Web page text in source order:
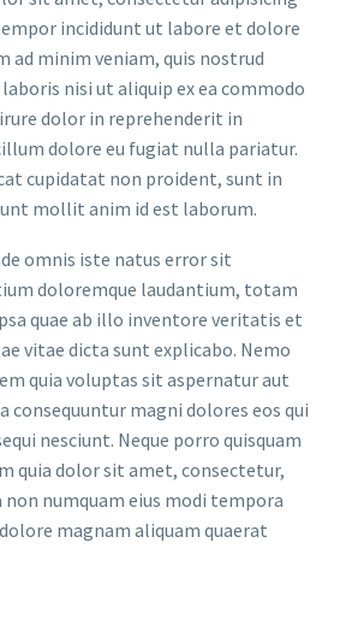
incididunt ut labore et dolore
ad minim veniam, quis nostrud
nisi ut aliquip ex ea commodo
dolor in reprehenderit in
dolore eu fugiat nulla pariatur.
cupidatat non proident, sunt in
mollit anim id est laborum.
omnis iste natus error sit
doloremque laudantium, totam
quae ab illo inventore veritatis et
vitae dicta sunt explicabo. Nemo
quia voluptas sit aspernatur aut
consequuntur magni dolores eos qui
nesciunt. Neque porro quisquam
quia dolor sit amet, consectetur,
non numquam eius modi tempora
magnam aliquam quaerat